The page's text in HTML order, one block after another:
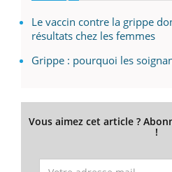
Le vaccin contre la grippe
résultats chez les femmes
Grippe : pourquoi les
Vous aimez cet article ?
!